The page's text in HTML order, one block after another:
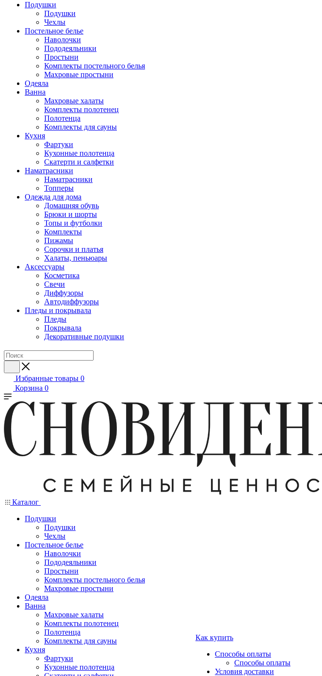
Подушки
Подушки
Чехлы
Постельное белье
Наволочки
Пододеяльники
Простыни
Комплекты постельного белья
Махровые простыни
Одеяла
Ванна
Махровые халаты
Комплекты полотенец
Полотенца
Комплекты для сауны
Кухня
Фартуки
Кухонные полотенца
Скатерти и салфетки
Наматрасники
Наматрасники
Топперы
Одежда для дома
Домашняя обувь
Брюки и шорты
Топы и футболки
Комплекты
Пижамы
Сорочки и платья
Халаты, пеньюары
Аксессуары
Косметика
Свечи
Диффузоры
Автодиффузоры
Пледы и покрывала
Пледы
Покрывала
Декоративные подушки
Избранные товары 0
Корзина 0
Каталог
Подушки
Подушки
Чехлы
Постельное белье
Наволочки
Пододеяльники
Простыни
Комплекты постельного белья
Махровые простыни
Одеяла
Ванна
Махровые халаты
Комплекты полотенец
Полотенца
Комплекты для сауны
Кухня
Фартуки
Кухонные полотенца
Как купить
Способы оплаты
Способы оплаты
Условия доставки